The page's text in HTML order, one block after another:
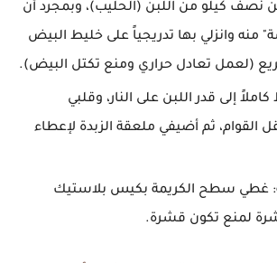
نصف كيلو من اللبن (الحليب)، وبمجرد أن
منه وانزلي بها تدريجياً على خليط البيض
(لعمل تعادل حراري ومنع تكتل البيض).
إلى قدر اللبن على النار، وقلبي
القوام، ثم أضيفي ملعقة الزبدة لإعطاء
غطي سطح الكريمة بكيس بلاستيك
لمنع تكون قشرة.